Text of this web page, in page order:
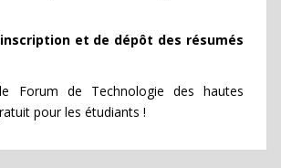
et de dépôt des résumés
Forum de Technologie des hautes
pour les étudiants !